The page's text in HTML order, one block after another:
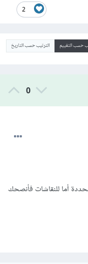
2
حسب التقييم الترتيب حسب التاريخ
0
أما للنقاشات فأنصحك